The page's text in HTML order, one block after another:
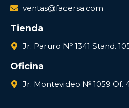
ventas@facersa.com
Tienda
Jr. Paruro Nº 1341 Stand.
Oficina
Jr. Montevideo № 1059 Of.